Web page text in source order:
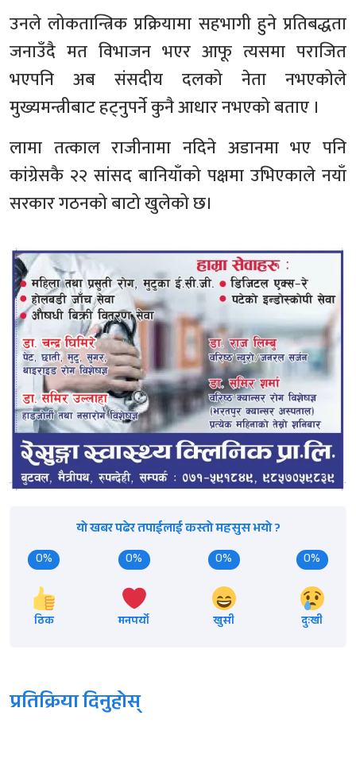
उनले लोकतान्त्रिक प्रक्रियामा सहभागी हुने प्रतिबद्धता
जनाउँदै मत विभाजन भएर आफू त्यसमा पराजित
भएपनि अब संसदीय दलको नेता नभएकोले
मुख्यमन्त्रीबाट हट्नुपर्ने कुनै आधार नभएको बताए ।
लामा तत्काल राजीनामा नदिने अडानमा भए पनि
कांग्रेसकै २२ सांसद बानियाँको पक्षमा उभिएकाले नयाँ
सरकार गठनको बाटो खुलेको छ।
यो खबर पढेर तपाईलाई कस्तो महसुस भयो ?
0%
ठिक
0%
मनपर्यो
0%
खुसी
0%
दुःखी
प्रतिक्रिया दिनुहोस्